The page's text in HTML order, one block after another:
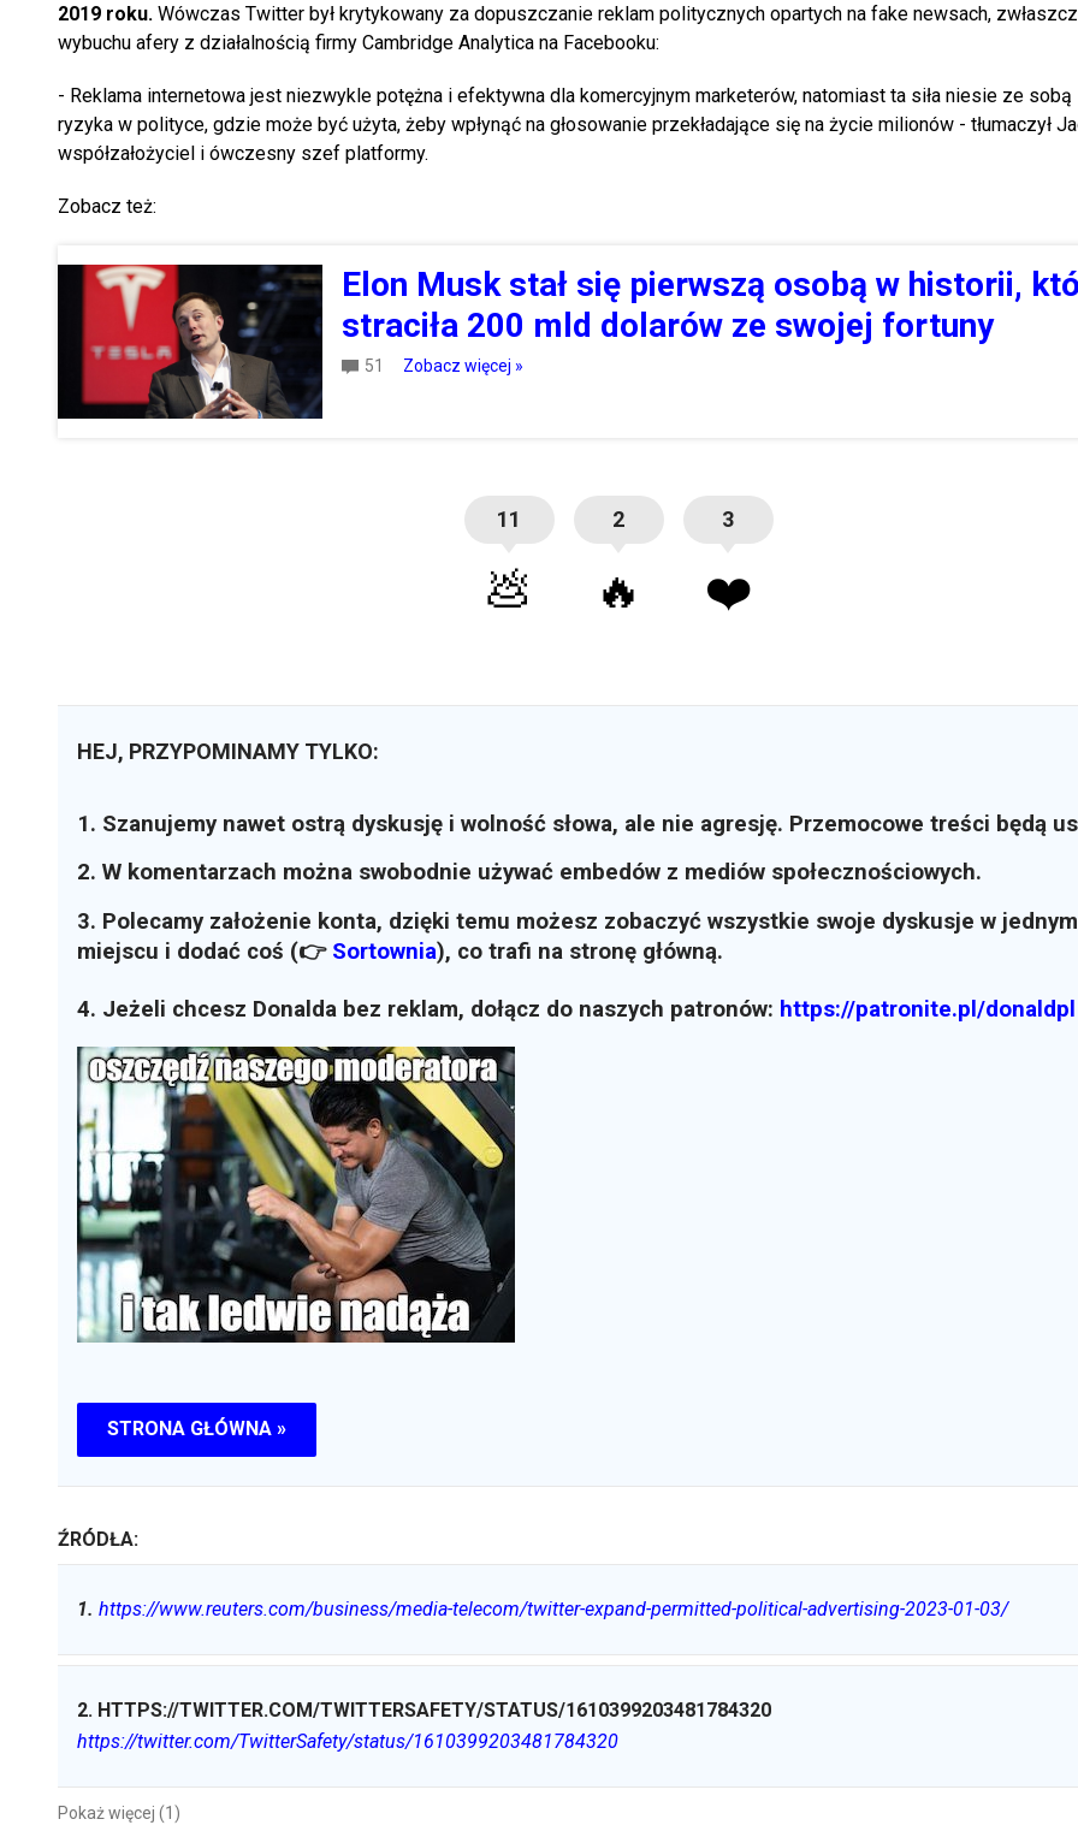
2019 roku. Wówczas Twitter był krytykowany za dopuszczanie reklam politycznych opartych na fake newsach,
wybuchu afery z działalnością firmy Cambridge Analytica na Facebooku:
- Reklama internetowa jest niezwykle potężna i efektywna dla komercyjnym marketerów, natomiast ta siła niesie ze
ryzyka w polityce, gdzie może być użyta, żeby wpłynąć na głosowanie przekładające się na życie milionów - tłumaczył
współzałożyciel i ówczesny szef platformy.
Zobacz też:
Elon Musk stał się pierwszą osobą w historii,
straciła 200 mld dolarów ze swojej fortuny
51 Zobacz więcej »
11
💩
2
🔥
3
❤️
HEJ, PRZYPOMINAMY TYLKO:
1. Szanujemy nawet ostrą dyskusję i wolność słowa, ale nie agresję. Przemocowe treści będą
2. W komentarzach można swobodnie używać embedów z mediów społecznościowych.
3. Polecamy założenie konta, dzięki temu możesz zobaczyć wszystkie swoje dyskusje w jednym
miejscu i dodać coś (👉 Sortownia), co trafi na stronę główną.
4. Jeżeli chcesz Donalda bez reklam, dołącz do naszych patronów: https://patronite.pl/donaldpl
STRONA GŁÓWNA »
ŹRÓDŁA:
1. https://www.reuters.com/business/media-telecom/twitter-expand-permitted-political-advertising-2023-01-03/
2. HTTPS://TWITTER.COM/TWITTERSAFETY/STATUS/1610399203481784320
https://twitter.com/TwitterSafety/status/1610399203481784320
Pokaż więcej (1)